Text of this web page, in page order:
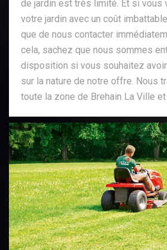
de jardin est très limité. Et si vous
votre jardin avec un coût
que de nous contacter
cela, sachez que nous sommes
disposition si vous souhaitez
sur la nature de notre offre. Nous
toute la zone de Brehain La Ville